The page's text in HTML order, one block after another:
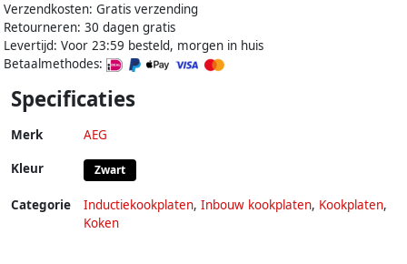
Verzendkosten: Gratis verzending
Retourneren: 30 dagen gratis
Levertijd: Voor 23:59 besteld, morgen in huis
Betaalmethodes:
Specificaties
Merk AEG
Kleur Zwart
Categorie Inductiekookplaten, Inbouw kookplaten, Kookplaten,
Koken